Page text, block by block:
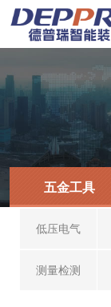
五金工具
低压电气
测量检测